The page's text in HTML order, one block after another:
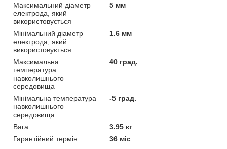
Максимальний діаметр
електрода, який
використовується
5 мм
Мінімальний діаметр
електрода, який
використовується
1.6 мм
Максимальна
температура
навколишнього
середовища
40 град.
Мінімальна температура
навколишнього
середовища
-5 град.
Вага
3.95 кг
Гарантійний термін
36 міс